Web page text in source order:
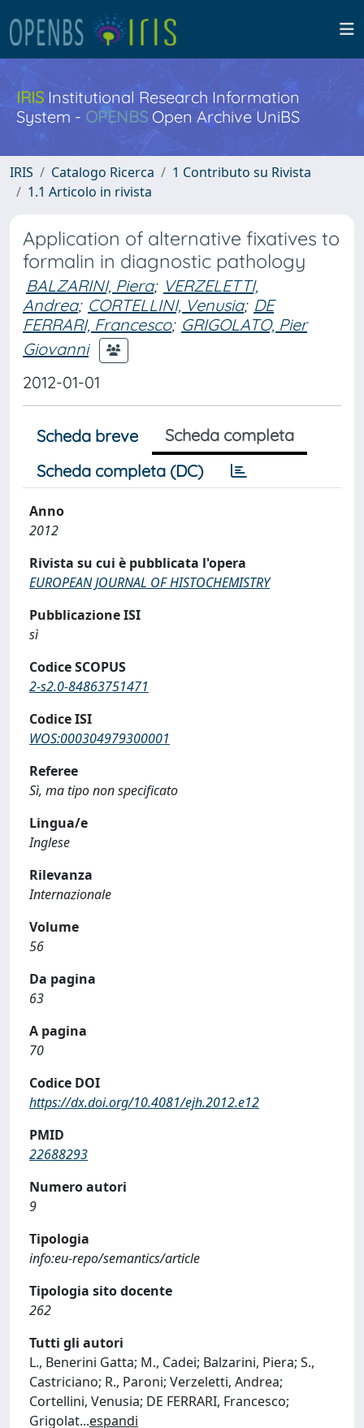
IRISInstitutional Research Information
System - OPENBS Open Archive UniBS
IRIS Catalogo Ricerca
1 Contributo su Rivista
1.1 Articolo in rivista
Application of alternative fixatives to
formalin in diagnostic pathology
BALZARINI, Piera; VERZELETTI,
Andrea; CORTELLINI, Venusia; DE
FERRARI, Francesco; GRIGOLATO, Pier
Giovanni
2012-01-01
Scheda breve
Scheda completa
Scheda completa (DC)
Anno
2012
Rivista su cui è pubblicata l'opera
EUROPEAN JOURNAL OF HISTOCHEMISTRY
Pubblicazione ISI
sì
Codice SCOPUS
2-s2.0-84863751471
Codice ISI
WOS:000304979300001
Referee
Sì, ma tipo non specificato
Lingua/e
Inglese
Rilevanza
Internazionale
Volume
56
Da pagina
63
A pagina
70
Codice DOI
https://dx.doi.org/10.4081/ejh.2012.e12
PMID
22688293
Numero autori
9
Tipologia
info:eu-repo/semantics/article
Tipologia sito docente
262
Tutti gli autori
L., Benerini Gatta; M., Cadei; Balzarini, Piera; S.,
Castriciano; R., Paroni; Verzeletti, Andrea;
Cortellini, Venusia; DE FERRARI, Francesco;
Grigolat...espandi